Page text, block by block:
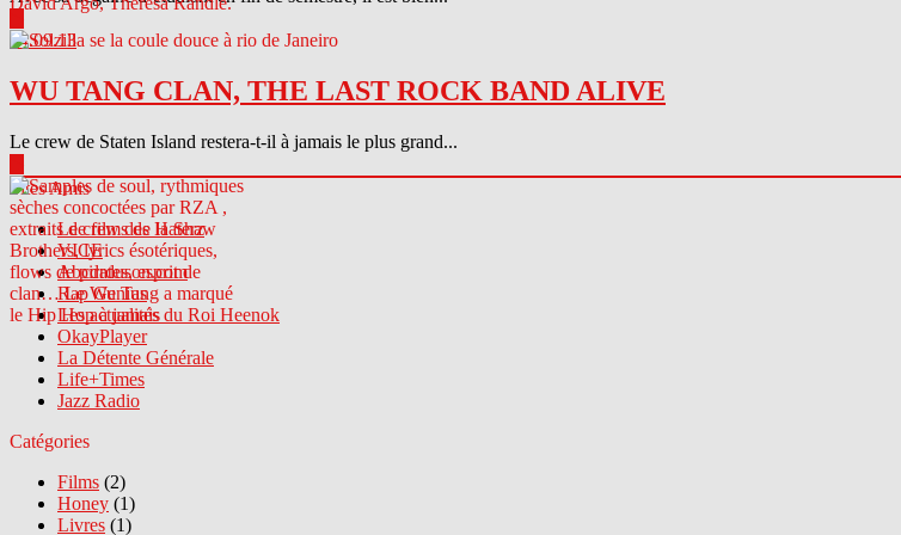
04.09.13
WU TANG CLAN, THE LAST ROCK BAND ALIVE
Le crew de Staten Island restera-t-il à jamais le plus grand...
Sites Amis
Le crew des Haterz
VICE
Abcdrduson.com
Rap Genius
Les actualités du Roi Heenok
OkayPlayer
La Détente Générale
Life+Times
Jazz Radio
Catégories
Films (2)
Honey (1)
Livres (1)